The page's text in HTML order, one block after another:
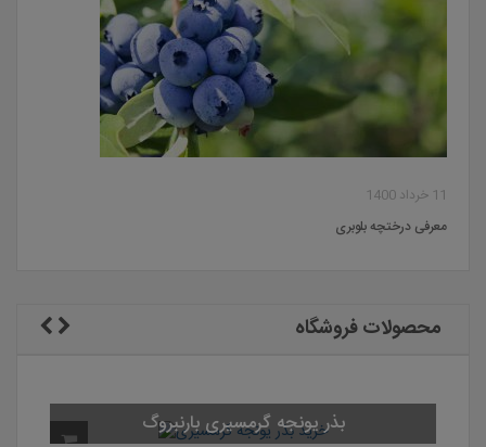
11 خرداد 1400
معرفی درختچه بلوبری
محصولات فروشگاه